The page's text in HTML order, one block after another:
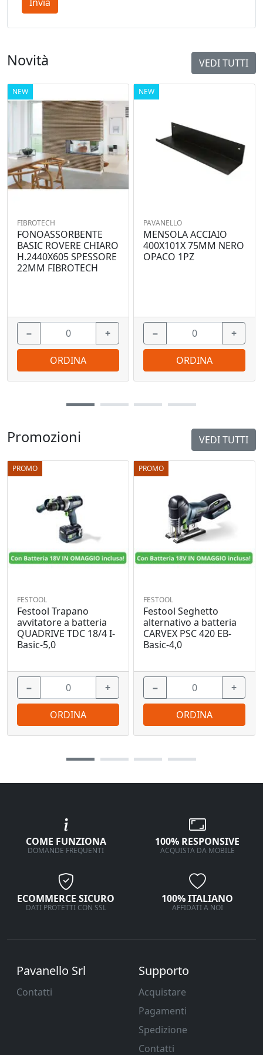
Promozioni VEDI TUTTI
PROMO
FESTOOL
Festool Trapano
avvitatore a batteria
QUADRIVE TDC 18/4 I-
Basic-5,0
− +
ORDINA
PROMO
FESTOOL
Festool Seghetto
alternativo a batteria
CARVEX PSC 420 EB-
Basic-4,0
− +
ORDINA
Novità VEDI TUTTI
NEW
FIBROTECH
FONOASSORBENTE
BASIC ROVERE CHIARO
H.2440X605 SPESSORE
22MM FIBROTECH
− +
ORDINA
NEW
PAVANELLO
MENSOLA ACCIAIO
400X101X 75MM NERO
OPACO 1PZ
− +
ORDINA
COME FUNZIONA
DOMANDE FREQUENTI
100% RESPONSIVE
ACQUISTA DA MOBILE
ECOMMERCE SICURO
DATI PROTETTI CON SSL
100% ITALIANO
AFFIDATI A NOI
Pavanello Srl
Contatti
Supporto
Acquistare
Pagamenti
Spedizione
Contatti